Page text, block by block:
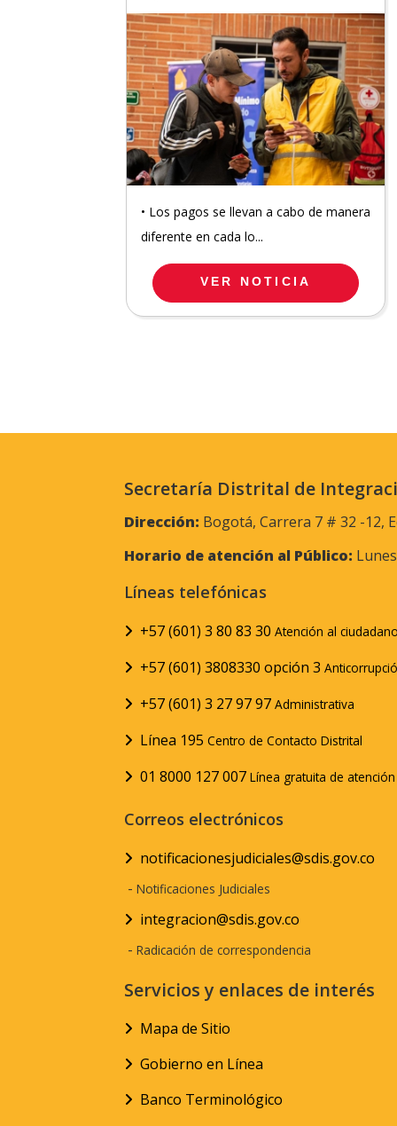
• Los pagos se llevan a cabo de manera
diferente en cada lo...
VER NOTICIA
Secretaría Distrital de
Dirección: Bogotá, Carrera 7 # 32 -12,
Horario de atención al Público:
Líneas telefónicas
+57 (601) 3 80 83 30 Atención al
+57 (601) 3808330 opción 3
+57 (601) 3 27 97 97 Administrativa
Línea 195 Centro de Contacto Distrital
01 8000 127 007 Línea gratuita de
Correos electrónicos
notificacionesjudiciales@sdis.gov.co
- Notificaciones Judiciales
integracion@sdis.gov.co
- Radicación de correspondencia
Servicios y enlaces de interés
Mapa de Sitio
Gobierno en Línea
Banco Terminológico